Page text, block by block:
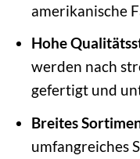
amerikanische
Hohe
werden nach
gefertigt und
Breites
umfangreiches